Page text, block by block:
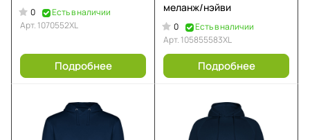
0
Есть в наличии
Арт. 1070552XL
Подробнее
меланж/нэйви
0
Есть в наличии
Арт. 105855583XL
Подробнее